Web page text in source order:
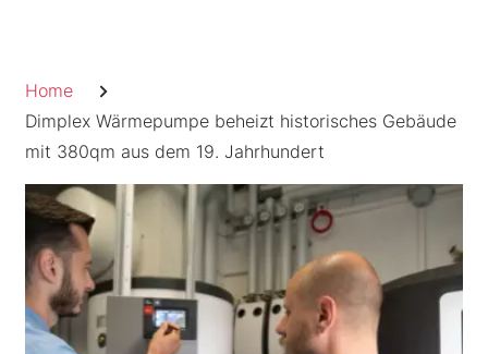
Home
Dimplex Wärmepumpe beheizt historisches Gebäude
mit 380qm aus dem 19. Jahrhundert